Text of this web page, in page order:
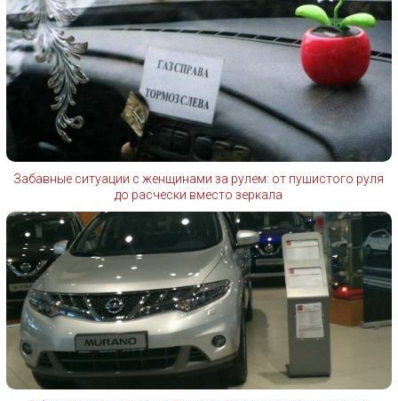
Забавные ситуации с женщинами за рулем: от пушистого руля
до расчески вместо зеркала